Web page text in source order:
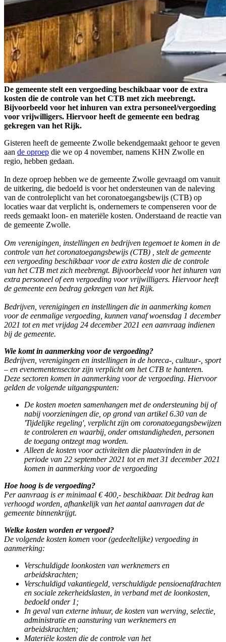
De gemeente stelt een vergoeding beschikbaar voor de extra
kosten die de controle van het CTB met zich meebrengt.
Bijvoorbeeld voor het inhuren van extra personeel/vergoeding
voor vrijwilligers. Hiervoor heeft de gemeente een bedrag
gekregen van het Rijk.
Gisteren heeft de gemeente Zwolle bekendgemaakt gehoor te geven
aan de oproep die we op 4 november, namens KHN Zwolle en
regio, hebben gedaan.
In deze oproep hebben we de gemeente Zwolle gevraagd om vanuit
de uitkering, die bedoeld is voor het ondersteunen van de naleving
van de controleplicht van het coronatoegangsbewijs (CTB) op
locaties waar dat verplicht is, ondernemers te compenseren voor de
reeds gemaakt loon- en materiële kosten. Onderstaand de reactie van
de gemeente Zwolle.
Om verenigingen, instellingen en bedrijven tegemoet te komen in de
controle van het coronatoegangsbewijs (CTB) , stelt de gemeente
een vergoeding beschikbaar voor de extra kosten die de controle
van het CTB met zich meebrengt. Bijvoorbeeld voor het inhuren van
extra personeel of een vergoeding voor vrijwilligers. Hiervoor heeft
de gemeente een bedrag gekregen van het Rijk.
Bedrijven, verenigingen en instellingen die in aanmerking komen
voor de eenmalige vergoeding, kunnen vanaf woensdag 1 december
2021 tot en met vrijdag 24 december 2021 een aanvraag indienen
bij de gemeente.
Wie komt in aanmerking voor de vergoeding?
Bedrijven, verenigingen en instellingen in de horeca-, cultuur-, sport
– en evenementensector zijn verplicht om het CTB te hanteren.
Deze sectoren komen in aanmerking voor de vergoeding. Hiervoor
gelden de volgende uitgangspunten:
De kosten moeten samenhangen met de ondersteuning bij of
nabij voorzieningen die, op grond van artikel 6.30 van de
'Tijdelijke regeling', verplicht zijn om coronatoegangsbewijzen
te controleren en waarbij, onder omstandigheden, personen
de toegang ontzegt mag worden.
Alleen de kosten voor activiteiten die plaatsvinden in de
periode van 22 september 2021 tot en met 31 december 2021
komen in aanmerking voor de vergoeding
Hoe hoog is de vergoeding?
Per aanvraag is er minimaal € 400,- beschikbaar. Dit bedrag kan
verhoogd worden, afhankelijk van het aantal aanvragen dat de
gemeente binnenkrijgt.
Welke kosten worden er vergoed?
De volgende kosten komen voor (gedeeltelijke) vergoeding in
aanmerking:
Verschuldigde loonkosten van werknemers en
arbeidskrachten;
Verschuldigd vakantiegeld, verschuldigde pensioenafdrachten
en sociale zekerheidslasten, in verband met de loonkosten,
bedoeld onder 1;
In geval van externe inhuur, de kosten van werving, selectie,
administratie en aansturing van werknemers en
arbeidskrachten;
Materiële kosten die de controle van het